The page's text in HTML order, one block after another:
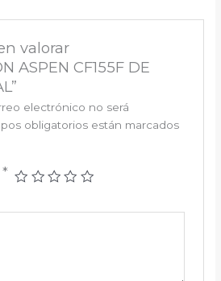
valorar
ASPEN CF155F DE
electrónico no será
obligatorios están marcados
*